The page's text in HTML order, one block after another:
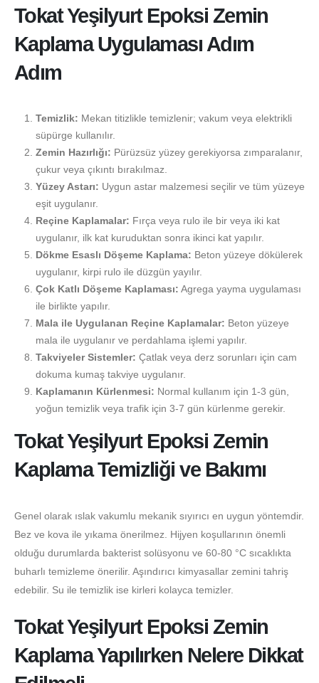
Tokat Yeşilyurt Epoksi Zemin
Kaplama Uygulaması Adım
Adım
Temizlik: Mekan titizlikle temizlenir; vakum veya elektrikli
süpürge kullanılır.
Zemin Hazırlığı: Pürüzsüz yüzey gerekiyorsa zımparalanır,
çukur veya çıkıntı bırakılmaz.
Yüzey Astarı: Uygun astar malzemesi seçilir ve tüm yüzeye
eşit uygulanır.
Reçine Kaplamalar: Fırça veya rulo ile bir veya iki kat
uygulanır, ilk kat kuruduktan sonra ikinci kat yapılır.
Dökme Esaslı Döşeme Kaplama: Beton yüzeye dökülerek
uygulanır, kirpi rulo ile düzgün yayılır.
Çok Katlı Döşeme Kaplaması: Agrega yayma uygulaması
ile birlikte yapılır.
Mala ile Uygulanan Reçine Kaplamalar: Beton yüzeye
mala ile uygulanır ve perdahlama işlemi yapılır.
Takviyeler Sistemler: Çatlak veya derz sorunları için cam
dokuma kumaş takviye uygulanır.
Kaplamanın Kürlenmesi: Normal kullanım için 1-3 gün,
yoğun temizlik veya trafik için 3-7 gün kürlenme gerekir.
Tokat Yeşilyurt Epoksi Zemin
Kaplama Temizliği ve Bakımı
Genel olarak ıslak vakumlu mekanik sıyırıcı en uygun yöntemdir.
Bez ve kova ile yıkama önerilmez. Hijyen koşullarının önemli
olduğu durumlarda bakterist solüsyonu ve 60-80 °C sıcaklıkta
buharlı temizleme önerilir. Aşındırıcı kimyasallar zemini tahriş
edebilir. Su ile temizlik ise kirleri kolayca temizler.
Tokat Yeşilyurt Epoksi Zemin
Kaplama Yapılırken Nelere Dikkat